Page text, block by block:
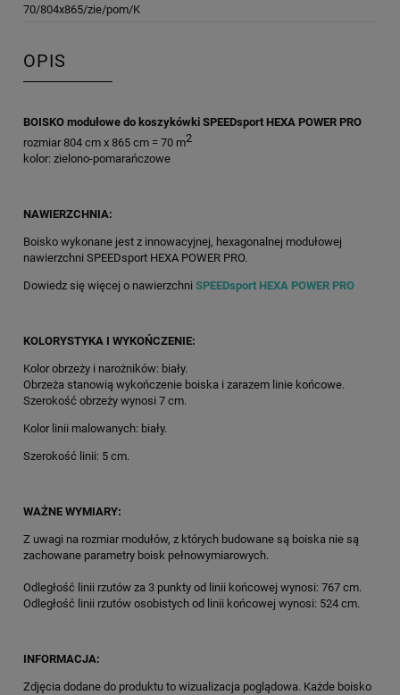
70/804x865/zie/pom/K
OPIS
BOISKO modułowe do koszykówki SPEEDsport HEXA POWER PRO
rozmiar 804 cm x 865 cm = 70 m2
kolor: zielono-pomarańczowe
NAWIERZCHNIA:
Boisko wykonane jest z innowacyjnej, hexagonalnej modułowej
nawierzchni SPEEDsport HEXA POWER PRO.
Dowiedz się więcej o nawierzchni SPEEDsport HEXA POWER PRO
KOLORYSTYKA I WYKOŃCZENIE:
Kolor obrzeży i narożników: biały.
Obrzeża stanowią wykończenie boiska i zarazem linie końcowe.
Szerokość obrzeży wynosi 7 cm.
Kolor linii malowanych: biały.
Szerokość linii: 5 cm.
WAŻNE WYMIARY:
Z uwagi na rozmiar modułów, z których budowane są boiska nie są
zachowane parametry boisk pełnowymiarowych.
Odległość linii rzutów za 3 punkty od linii końcowej wynosi: 767 cm.
Odległość linii rzutów osobistych od linii końcowej wynosi: 524 cm.
INFORMACJA:
Zdjęcia dodane do produktu to wizualizacja poglądowa. Każde boisko